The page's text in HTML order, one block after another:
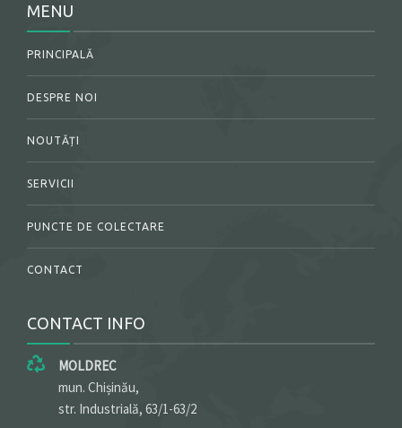
MENU
PRINCIPALĂ
DESPRE NOI
NOUTĂȚI
SERVICII
PUNCTE DE COLECTARE
CONTACT
CONTACT INFO
MOLDREC
mun. Chișinău,
str. Industrială, 63/1-63/2